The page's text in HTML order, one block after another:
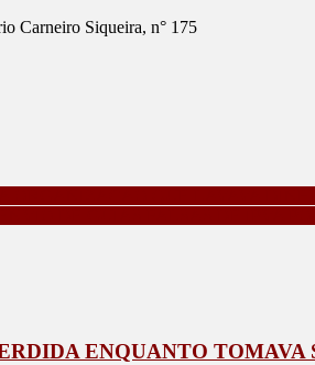
Carneiro Siqueira, n° 175
ENQUANTO TOMAVA